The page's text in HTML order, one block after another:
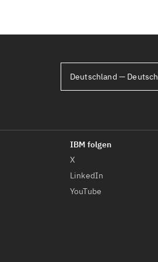
X
LinkedIn
YouTube
Deutschland — Deutsch